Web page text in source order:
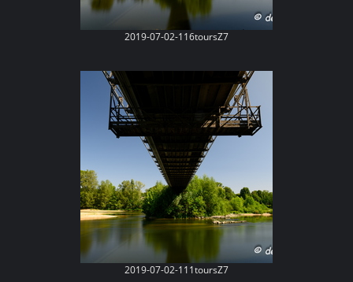
2019-07-02-116toursZ7
2019-07-02-111toursZ7